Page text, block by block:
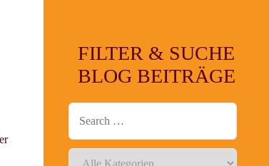
FILTER & SUCHE
BLOG BEITRÄGE